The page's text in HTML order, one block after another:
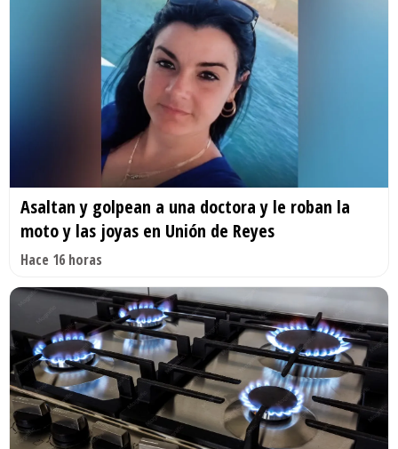
Asaltan y golpean a una doctora y le roban la
moto y las joyas en Unión de Reyes
Hace 16 horas